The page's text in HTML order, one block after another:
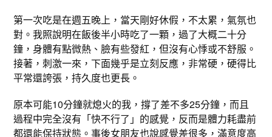
第一次吃是在週五晚上，當天剛好休假，不太累，氣氛也
對。我照說明在飯後半小時吃了一顆，過了大概二十分
鐘，身體有點微熱、臉有些發紅，但沒有心悸或不舒服。
接著，刺激一來，下面幾乎是立刻反應，非常硬，硬得比
平常還誇張，持久度也更長。
原本可能10分鐘就熄火的我，撐了差不多25分鐘，而且
過程中完全沒有「快不行了」的感覺，反而是體力耗盡前
都還能保持狀態。事後女朋友也說感覺差很多，滿意度高